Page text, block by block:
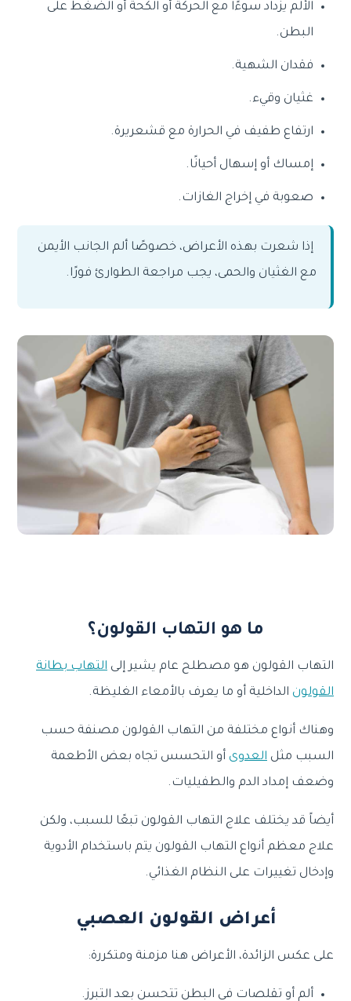
الألم يزداد سوءًا مع الحركة أو الكحة أو الضغط على
البطن.
فقدان الشهية.
غثيان وقيء.
ارتفاع طفيف في الحرارة مع قشعريرة.
إمساك أو إسهال أحيانًا.
صعوبة في إخراج الغازات.
إذا شعرت بهذه الأعراض، خصوصًا ألم الجانب الأيمن
مع الغثيان والحمى، يجب مراجعة الطوارئ فورًا.
ما هو التهاب القولون؟
التهاب القولون هو مصطلح عام يشير إلى التهاب بطانة
القولون الداخلية أو ما يعرف بالأمعاء الغليظة.
وهناك أنواع مختلفة من التهاب القولون مصنفة حسب
السبب مثل العدوى أو التحسس تجاه بعض الأطعمة
وضعف إمداد الدم والطفيليات.
أيضاً قد يختلف علاج التهاب القولون تبعًا للسبب، ولكن
علاج معظم أنواع التهاب القولون يتم باستخدام الأدوية
وإدخال تغييرات على النظام الغذائي.
أعراض القولون العصبي
على عكس الزائدة، الأعراض هنا مزمنة ومتكررة:
ألم أو تقلصات في البطن تتحسن بعد التبرز.